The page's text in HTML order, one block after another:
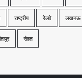
राष्ट्रीय रेलवे लखनऊ
सेहत